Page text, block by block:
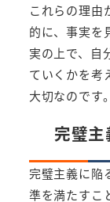
これらの理由
的に、事実を
実の上で、自
ていくかを考
大切なのです。
完璧
完璧主義に陥
準を満たすこ